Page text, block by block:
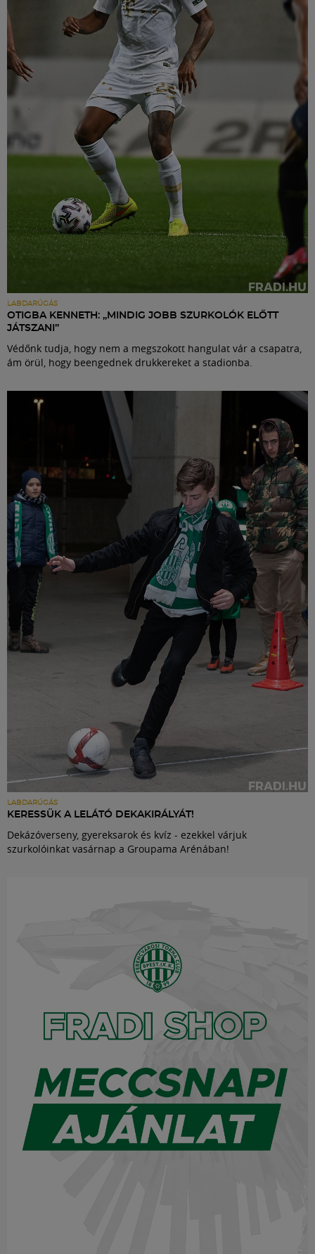
LABDARÚGÁS
OTIGBA KENNETH: „MINDIG JOBB SZURKOLÓK ELŐTT
JÁTSZANI”
Védőnk tudja, hogy nem a megszokott hangulat vár a csapatra,
ám örül, hogy beengednek drukkereket a stadionba.
LABDARÚGÁS
KERESSÜK A LELÁTÓ DEKAKIRÁLYÁT!
Dekázóverseny, gyereksarok és kvíz - ezekkel várjuk
szurkolóinkat vasárnap a Groupama Arénában!